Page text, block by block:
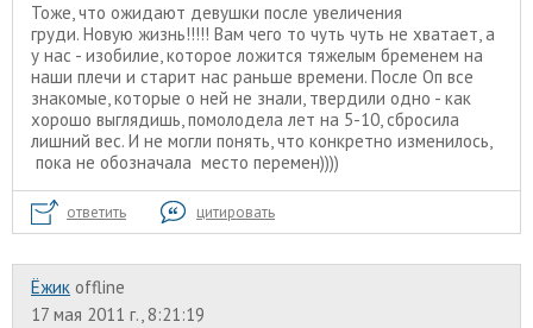
Тоже, что ожидают девушки после увеличения
груди. Новую жизнь!!!!! Вам чего то чуть чуть не хватает, а
у нас - изобилие, которое ложится тяжелым бременем на
наши плечи и старит нас раньше времени. После Оп все
знакомые, которые о ней не знали, твердили одно - как
хорошо выглядишь, помолодела лет на 5-10, сбросила
лишний вес. И не могли понять, что конкретно изменилось,
пока не обозначала место перемен))))
ответить цитировать
Ёжик offline
17 мая 2011 г., 8:21:19